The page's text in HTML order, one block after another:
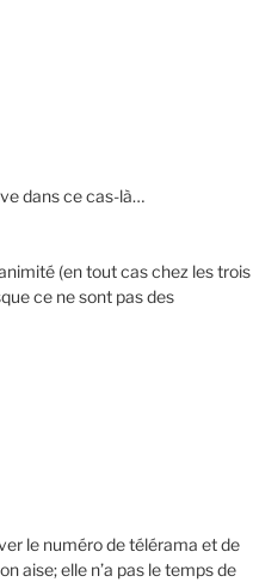
dans ce cas-là…
(en tout cas chez les trois
ce ne sont pas des
le numéro de télérama et de
aise; elle n’a pas le temps de